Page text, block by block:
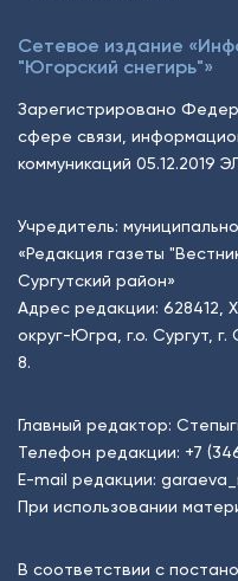
Сетевое издание
"Югорский снегирь"»
Зарегистрировано
сфере связи,
коммуникаций 05.12.2019
Учредитель:
«Редакция газеты
Сургутский район»
Адрес редакции: 628412,
округ-Югра, г.о. Сургут,
8.
Главный редактор:
Телефон редакции: +7
E-mail редакции:
При использовании
В соответствии с